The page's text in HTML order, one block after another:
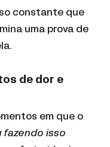
constante que
uma prova de
de dor e
em que o
fazendo isso